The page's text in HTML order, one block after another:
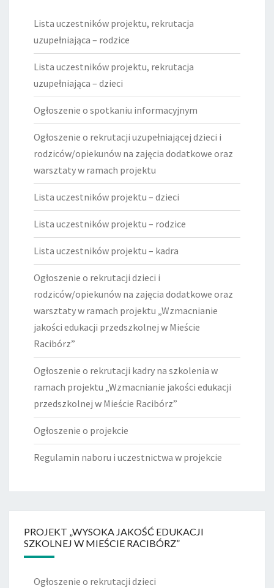
Lista uczestników projektu, rekrutacja
uzupełniająca – rodzice
Lista uczestników projektu, rekrutacja
uzupełniająca – dzieci
Ogłoszenie o spotkaniu informacyjnym
Ogłoszenie o rekrutacji uzupełniającej dzieci i
rodziców/opiekunów na zajęcia dodatkowe oraz
warsztaty w ramach projektu
Lista uczestników projektu – dzieci
Lista uczestników projektu – rodzice
Lista uczestników projektu – kadra
Ogłoszenie o rekrutacji dzieci i
rodziców/opiekunów na zajęcia dodatkowe oraz
warsztaty w ramach projektu „Wzmacnianie
jakości edukacji przedszkolnej w Mieście
Racibórz”
Ogłoszenie o rekrutacji kadry na szkolenia w
ramach projektu „Wzmacnianie jakości edukacji
przedszkolnej w Mieście Racibórz”
Ogłoszenie o projekcie
Regulamin naboru i uczestnictwa w projekcie
PROJEKT „WYSOKA JAKOŚĆ EDUKACJI
SZKOLNEJ W MIEŚCIE RACIBÓRZ”
Ogłoszenie o rekrutacji dzieci